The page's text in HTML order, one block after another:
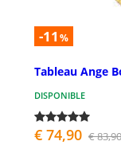
-11 %
Tableau Ange
DISPONIBLE
€ 74,90 € 83,90